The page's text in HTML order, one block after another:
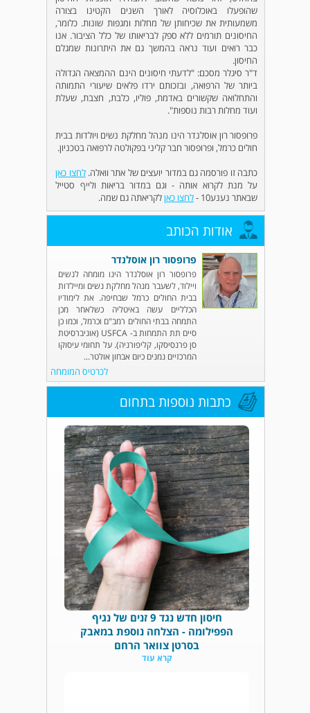
שהופעלו באוכלוסיה לאורך השנים הקטינו בצורה
משמעותית את שכיחותן של מחלות ומגפות שונות. כלומר,
החיסונים תורמים ללא ספק לבריאותו של כלל הציבור. אנו
כבר רואים ועוד נראה בהמשך גם את היתרונות שמגלם
החיסון.
ד"ר סיגלר מסכם: "לדעתי חיסונים הינם ההמצאה הגדולה
ביותר של הרפואה, ובזכותם ירדו פלאים שיעורי התמותה
והתחלואה שקשורים באדמת, פוליו, כלבת, חצבת, שעלת
ועוד מחלות רבות נוספות".
פרופסור רון אוסלנדר הינו מנהל מחלקת נשים ויולדות בבית
חולים כרמל, ופרופסור חבר קליני בפקולטה לרפואה בטכניון.
כתבה זו פורסמה גם במדור יועצים של אתר וואלה.לחצו כאן
על מנת לקרוא אותה - וגם במדור בריאות ולייף סטייל
שבאתר נענע10 -
לחצו כאןלקריאתה גם שמה.
אודות הכותב
פרופסור רון אוסלנדר
פרופסור רון אוסלנדר הינו מומחה לנשים
ויילוד, לשעבר מנהל מחלקת נשים ומיילדות
בבית החולים כרמל שבחיפה. את לימודיו
הכלליים עשה באיטליה כשלאחר מכן
התמחה בבתי החולים רמב"ם וכרמל, וכמו כן
סיים תת התמחות ב- USFCA (אוניברסיטת
סן פרנסיסקו, קליפורניה). על תחומי עיסוקו
המרכזיים נמנים כיום אבחון אולטר...
לכרטיס המומחה
כתבות נוספות בתחום
חיסון חדש נגד 9 זנים של נגיף
הפפילומה - הצלחה נוספת במאבק
בסרטן צוואר הרחם
קרא עוד